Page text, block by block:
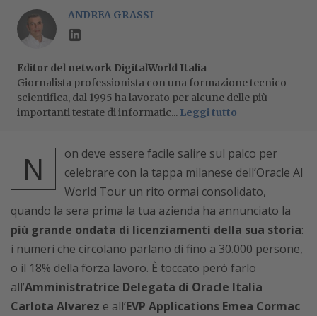
ANDREA GRASSI
Editor del network DigitalWorld Italia
Giornalista professionista con una formazione tecnico-
scientifica, dal 1995 ha lavorato per alcune delle più
importanti testate di informatic... Leggi tutto
N
on deve essere facile salire sul palco per
celebrare con la tappa milanese dell’Oracle AI
World Tour un rito ormai consolidato,
quando la sera prima la tua azienda ha annunciato la
più grande ondata di licenziamenti della sua storia:
i numeri che circolano parlano di fino a 30.000 persone,
o il 18% della forza lavoro. È toccato però farlo
all’Amministratrice Delegata di Oracle Italia
Carlota Alvarez e all’EVP Applications Emea Cormac